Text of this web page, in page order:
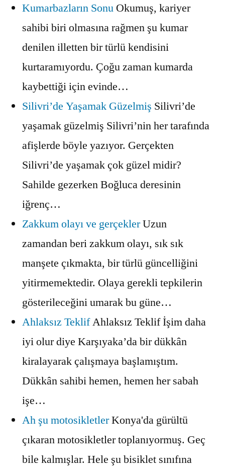
Kumarbazların Sonu Okumuş, kariyer
sahibi biri olmasına rağmen şu kumar
denilen illetten bir türlü kendisini
kurtaramıyordu. Çoğu zaman kumarda
kaybettiği için evinde…
Silivri’de Yaşamak Güzelmiş Silivri’de
yaşamak güzelmiş Silivri’nin her tarafında
afişlerde böyle yazıyor. Gerçekten
Silivri’de yaşamak çok güzel midir?
Sahilde gezerken Boğluca deresinin
iğrenç…
Zakkum olayı ve gerçeklerUzun
zamandan beri zakkum olayı, sık sık
manşete çıkmakta, bir türlü güncelliğini
yitirmemektedir. Olaya gerekli tepkilerin
gösterileceğini umarak bu güne…
Ahlaksız TeklifAhlaksız Teklif İşim daha
iyi olur diye Karşıyaka’da bir dükkân
kiralayarak çalışmaya başlamıştım.
Dükkân sahibi hemen, hemen her sabah
işe…
Ah şu motosikletlerKonya'da gürültü
çıkaran motosikletler toplanıyormuş. Geç
bile kalmışlar. Hele şu bisiklet sınıfına